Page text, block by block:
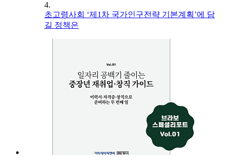
4.
초고령사회 ‘제1차 국가인구전략 기본계획’에 담
길 정책은